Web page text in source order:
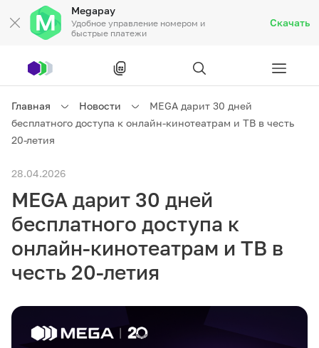
Megapay
Удобное управление номером и
быстрые платежи
Скачать
Частным клиентам
Частным клиентам
Бизнесу
Связь
Тарифы Акции Роуминг
Главная Новости
MEGA дарит 30 дней
бесплатного доступа к онлайн-кинотеатрам и ТВ в честь
20-летия
28.04.2026
MEGA дарит 30 дней
бесплатного доступа к
онлайн-кинотеатрам и ТВ в
честь 20-летия